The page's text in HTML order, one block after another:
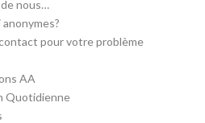
nous…
pour votre problème
AA
Quotidienne